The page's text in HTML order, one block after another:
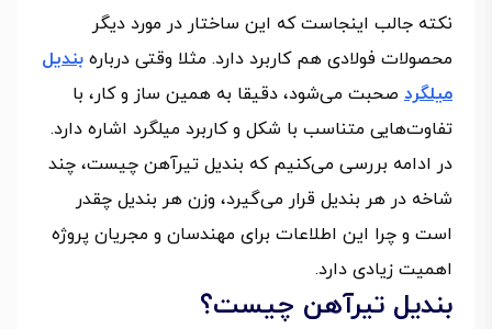
نکته جالب اینجاست که این ساختار در مورد دیگر
محصولات فولادی هم کاربرد دارد. مثلا وقتی درباره بندیل
میلگرد صحبت می‌شود، دقیقا به همین ساز و کار، با
تفاوت‌هایی متناسب با شکل و کاربرد میلگرد اشاره دارد.
در ادامه بررسی می‌کنیم که بندیل تیرآهن چیست، چند
شاخه در هر بندیل قرار می‌گیرد، وزن هر بندیل چقدر
است و چرا این اطلاعات برای مهندسان و مجریان پروژه
اهمیت زیادی دارد.
بندیل تیرآهن چیست؟